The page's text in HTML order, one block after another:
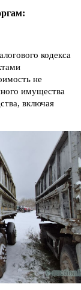
кодекса
не
имущества
включая